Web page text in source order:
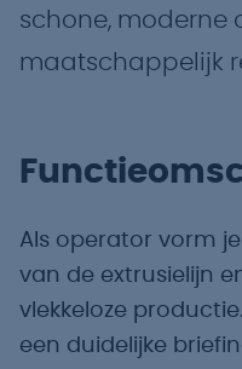
schone, moderne
maatschappelijk
Als operator vorm
van de extrusielijn
vlekkeloze
een duidelijke